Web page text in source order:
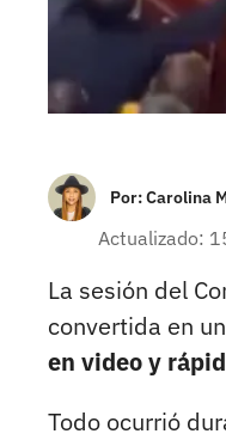
Por:Carolina
Actualizado:
La sesión del
convertida en
en video y
Todo ocurrió